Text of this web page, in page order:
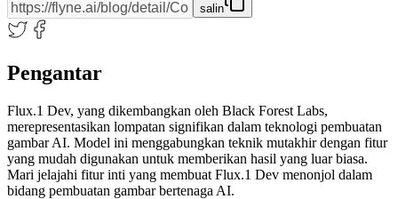
salin
Pengantar
Flux.1 Dev, yang dikembangkan oleh Black Forest Labs,
merepresentasikan lompatan signifikan dalam teknologi pembuatan
gambar AI. Model ini menggabungkan teknik mutakhir dengan fitur
yang mudah digunakan untuk memberikan hasil yang luar biasa.
Mari jelajahi fitur inti yang membuat Flux.1 Dev menonjol dalam
bidang pembuatan gambar bertenaga AI.